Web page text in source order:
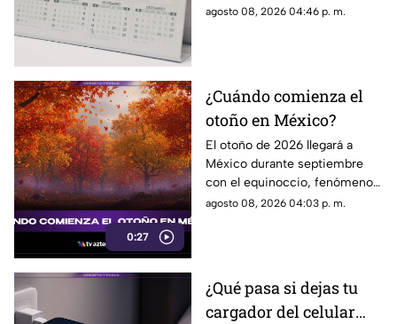
pierda sincronía con las
agosto 08, 2026 04:46 p. m.
0:27
¿Cuándo comienza el
otoño en México?
El otoño de 2026 llegará a
México durante septiembre
con el equinoccio, fenómeno
astronómico que marca el
agosto 08, 2026 04:03 p. m.
¿Qué pasa si dejas tu
cargador del celular